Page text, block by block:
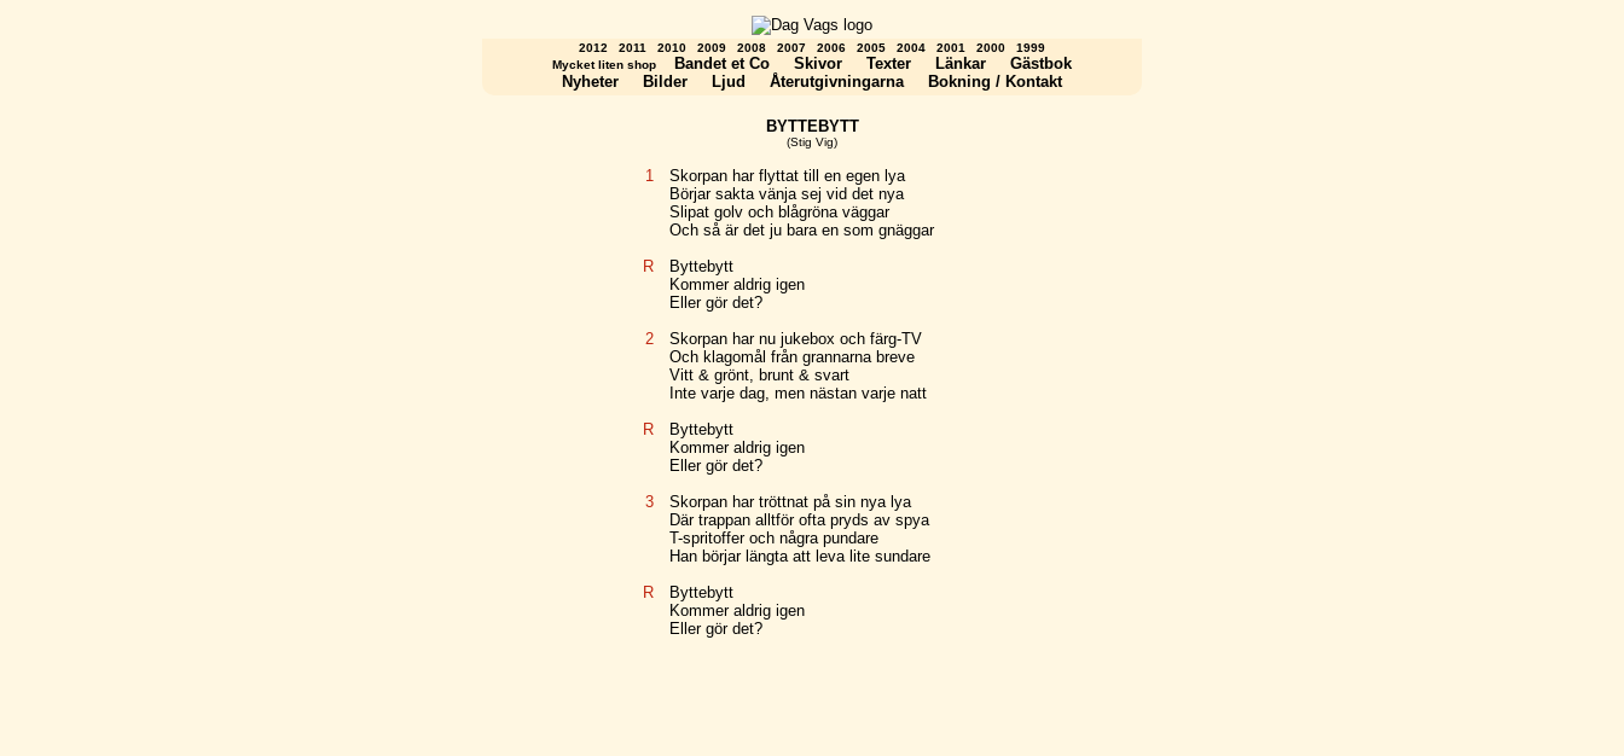
2012 2011 2010 2009 2008 2007 2006 2005 2004 2001 2000
1999
Mycket liten shop
Bandet et Co Skivor Texter Länkar
Gästbok
Nyheter
Bilder Ljud Återutgivningarna Bokning / Kontakt
BYTTEBYTT
(Stig Vig)
1
R
2
R
3
R
Skorpan har flyttat till en egen lya
Börjar sakta vänja sej vid det nya
Slipat golv och blågröna väggar
Och så är det ju bara en som gnäggar
Byttebytt
Kommer aldrig igen
Eller gör det?
Skorpan har nu jukebox och färg-TV
Och klagomål från grannarna breve
Vitt & grönt, brunt & svart
Inte varje dag, men nästan varje natt
Byttebytt
Kommer aldrig igen
Eller gör det?
Skorpan har tröttnat på sin nya lya
Där trappan alltför ofta pryds av spya
T-spritoffer och några pundare
Han börjar längta att leva lite sundare
Byttebytt
Kommer aldrig igen
Eller gör det?